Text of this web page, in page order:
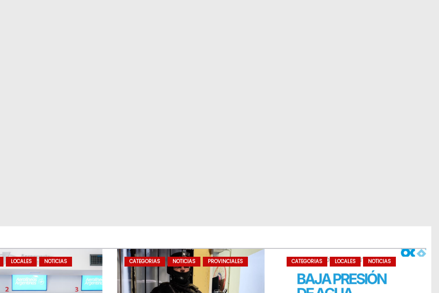
LOCALES NOTICIAS CATEGORIAS NOTICIAS PROVINCIALES CATEGORIAS LOCALES NOTICIAS